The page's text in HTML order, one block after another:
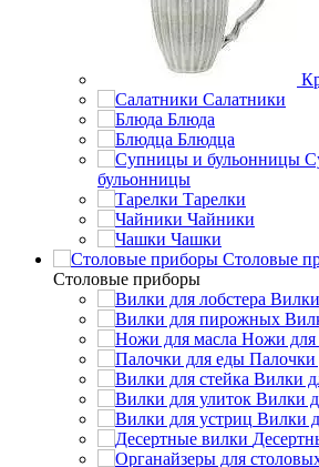
Салатники
Блюда
Блюдца
бульонницы
Тарелки
Чайники
Чашки
Cтоловые
Cтоловые приборы
Вилки
Ножи для
Палочки
Вилки
Вилки
Вилки